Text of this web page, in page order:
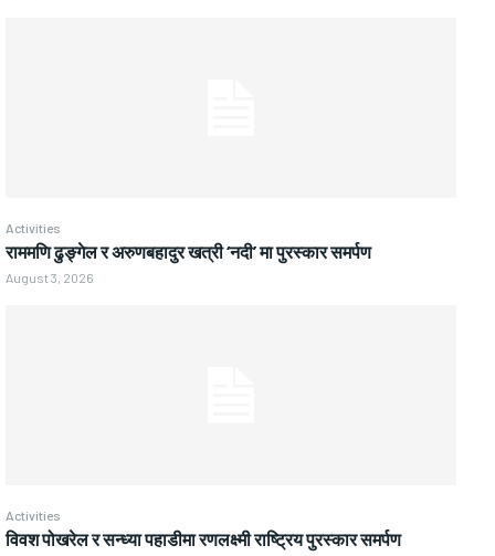
Activities
राममणि ढुङ्गेल र अरुणबहादुर खत्री ‘नदी’ मा पुरस्कार समर्पण
August 3, 2026
Activities
विवश पोखरेल र सन्ध्या पहाडीमा रणलक्ष्मी राष्ट्रिय पुरस्कार समर्पण